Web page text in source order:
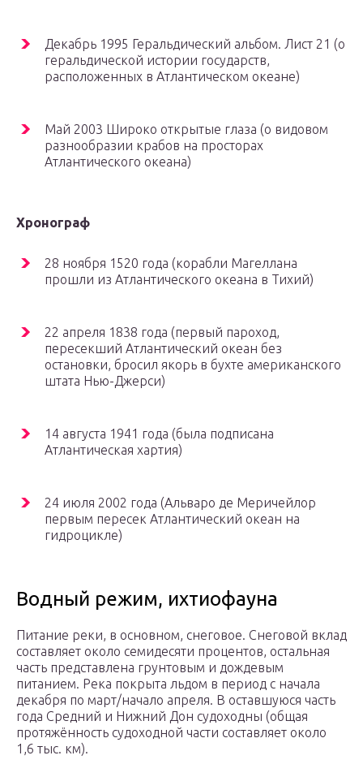
Декабрь 1995 Геральдический альбом. Лист 21 (о
геральдической истории государств,
расположенных в Атлантическом океане)
Май 2003 Широко открытые глаза (о видовом
разнообразии крабов на просторах
Атлантического океана)
Хронограф
28 ноября 1520 года (корабли Магеллана
прошли из Атлантического океана в Тихий)
22 апреля 1838 года (первый пароход,
пересекший Атлантический океан без
остановки, бросил якорь в бухте американского
штата Нью-Джерси)
14 августа 1941 года (была подписана
Атлантическая хартия)
24 июля 2002 года (Альваро де Меричейлор
первым пересек Атлантический океан на
гидроцикле)
Водный режим, ихтиофауна
Питание реки, в основном, снеговое. Снеговой вклад
составляет около семидесяти процентов, остальная
часть представлена грунтовым и дождевым
питанием. Река покрыта льдом в период с начала
декабря по март/начало апреля. В оставшуюся часть
года Средний и Нижний Дон судоходны (общая
протяжённость судоходной части составляет около
1,6 тыс. км).